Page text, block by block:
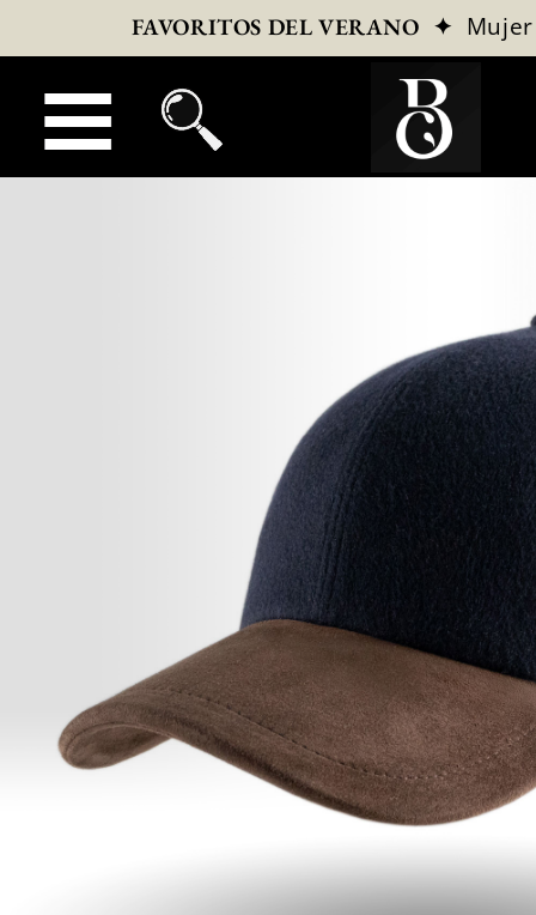
FAVORITOS DEL VERANO ✦ Mujer